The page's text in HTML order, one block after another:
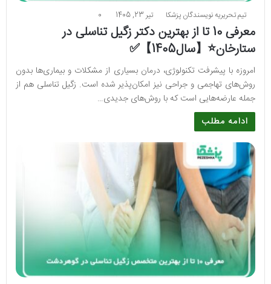
تیم تحریریه نویسندگان پزشکا تیر 23, 1405 0
معرفی 10 تا از بهترین دکتر زگیل تناسلی در
ستارخان⭐【سال1405】✅
امروزه با پیشرفت تکنولوژی، درمان بسیاری از مشکلات و بیماری‌ها بدون
روش‌های تهاجمی و جراحی نیز امکان‌پذیر شده است. زگیل تناسلی هم از
جمله عارضه‌هایی است که با روش‌های جدیدی…
ادامه مطلب